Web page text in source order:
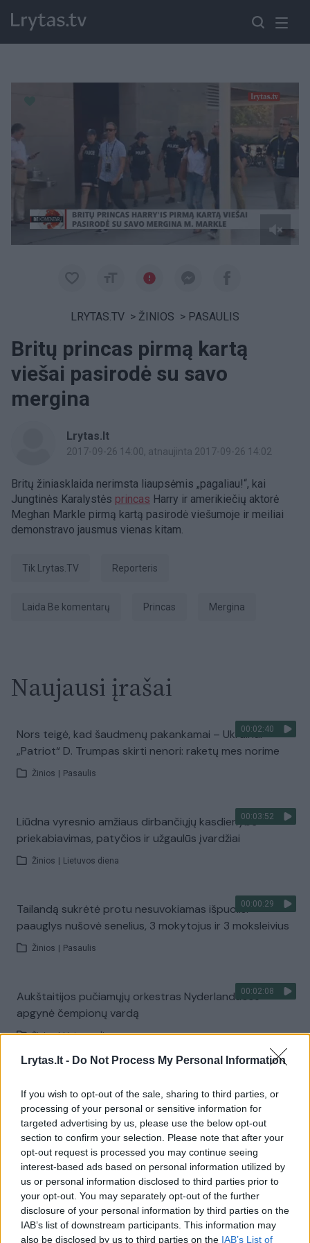
Lrytas.lt - Do Not Process My Personal Information
If you wish to opt-out of the sale, sharing to third parties, or
processing of your personal or sensitive information for
targeted advertising by us, please use the below opt-out
section to confirm your selection. Please note that after your
opt-out request is processed you may continue seeing
interest-based ads based on personal information utilized by
us or personal information disclosed to third parties prior to
your opt-out. You may separately opt-out of the further
disclosure of your personal information by third parties on the
IAB’s list of downstream participants. This information may
also be disclosed by us to third parties on the IAB’s List of
LRYTAS.TV > ŽINIOS > PASAULIS
Britų princas pirmą kartą
viešai pasirodė su savo
mergina
Lrytas.lt
2017-09-26 14:00, atnaujinta 2017-09-26 14:02
Britų žiniasklaida nerimsta liaupsėmis „pagaliau!“, kai
Jungtinės Karalystės princas Harry ir amerikiečių aktorė
Meghan Markle pirmą kartą pasirodė viešumoje ir meiliai
demonstravo jausmus vienas kitam.
tik Lrytas.TV Reporteris
laida Be komentarų princas Mergina
Naujausi įrašai
00:02:40
Nors teigė, kad šaudmenų pakankamai – Ukrainai
„Patriot“ D. Trumpas skirti nenori: raketų mes norime
Žinios Pasaulis
00:03:52
Liūdna vyresnio amžiaus dirbančiųjų kasdienybė –
priekabiavimas, patyčios ir užgaulūs įvardžiai
Žinios Lietuvos diena
00:00:29
Tailandą sukrėtė protu nesuvokiamas išpuolis:
paauglys nušovė senelius, 3 mokytojus ir 3 moksleivius
Žinios Pasaulis
00:02:08
Aukštaitijos pučiamųjų orkestras Nyderlanduose
apgynė čempionų vardą
Žinios | Lietuvos diena
Žiūrimiausi įrašai
00:00:30
Vaizdai iš tragiškos avarijos Vilniaus r.: dviejų moterų ir
vaiko gyvybių išgelbėti nepavyko
Žinios | Lietuvos diena